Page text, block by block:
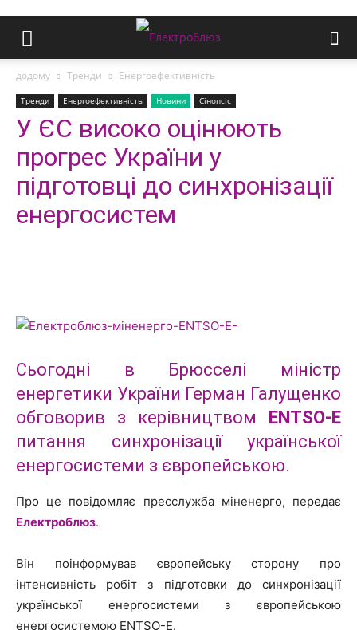
додому Тренди Енергоефективність
Тренди Енергоефективність Новини Сінопсіс
У ЄС високо оцінюють
прогрес України у
підготовці до синхронізації
енергосистем
Сьогодні в Брюсселі міністр
енергетики України Герман Галущенко
обговорив з керівництвом ENTSO-E
питання синхронізації української
енергосистеми з європейською.
Про це повідомляє пресслужба міненерго, передає
Електроблюз.
Він поінформував європейську сторону про
інтенсивність робіт з підготовки до синхронізації
української енергосистеми з європейською
енергосистемою ENTSO-E.